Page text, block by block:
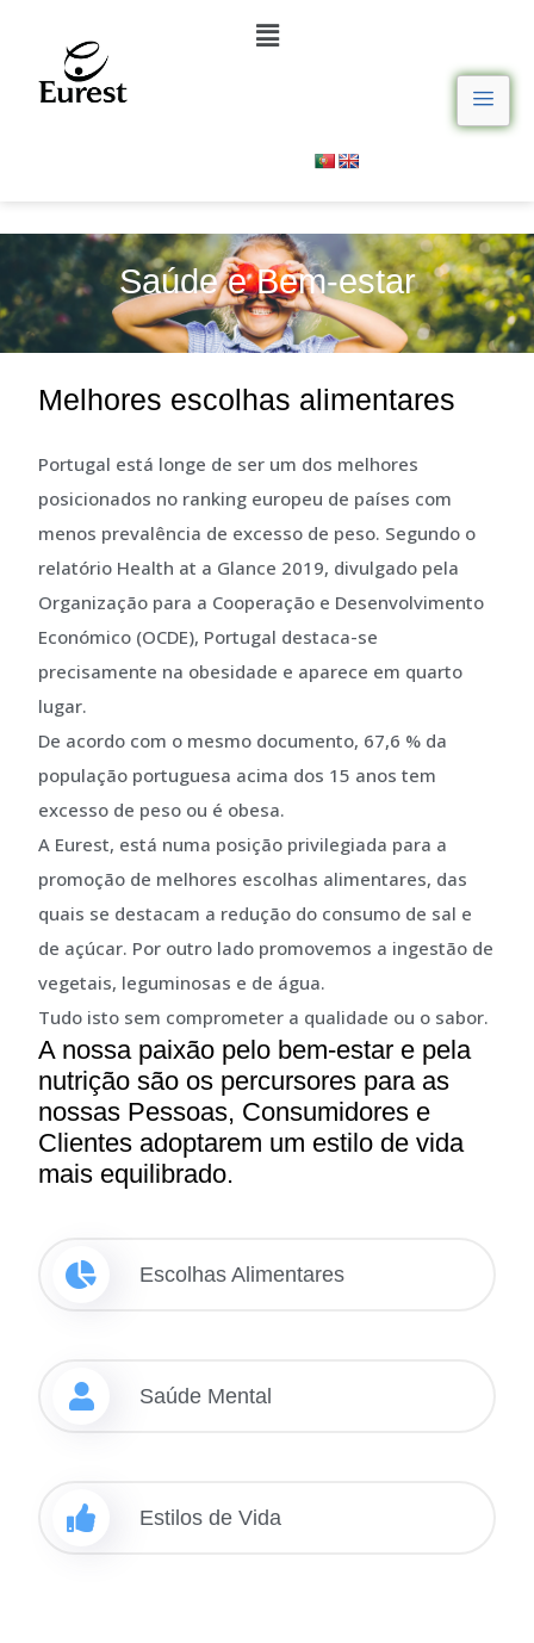
Saúde e Bem-estar
Melhores escolhas alimentares
Portugal está longe de ser um dos melhores
posicionados no ranking europeu de países com
menos prevalência de excesso de peso. Segundo o
relatório Health at a Glance 2019, divulgado pela
Organização para a Cooperação e Desenvolvimento
Económico (OCDE), Portugal destaca-se
precisamente na obesidade e aparece em quarto
lugar.
De acordo com o mesmo documento, 67,6 % da
população portuguesa acima dos 15 anos tem
excesso de peso ou é obesa.
A Eurest, está numa posição privilegiada para a
promoção de melhores escolhas alimentares, das
quais se destacam a redução do consumo de sal e
de açúcar. Por outro lado promovemos a ingestão de
vegetais, leguminosas e de água.
Tudo isto sem comprometer a qualidade ou o sabor.
A nossa paixão pelo bem-estar e pela
nutrição são os percursores para as
nossas Pessoas, Consumidores e
Clientes adoptarem um estilo de vida
mais equilibrado.
Escolhas Alimentares
Saúde Mental
Estilos de Vida